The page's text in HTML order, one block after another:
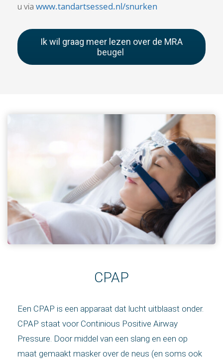
u via www.tandartsessed.nl/snurken
Ik wil graag meer lezen over de MRA
beugel
CPAP
Een CPAP is een apparaat dat lucht uitblaast onder.
CPAP staat voor Continious Positive Airway
Pressure. Door middel van een slang en een op
maat gemaakt masker over de neus (en soms ook